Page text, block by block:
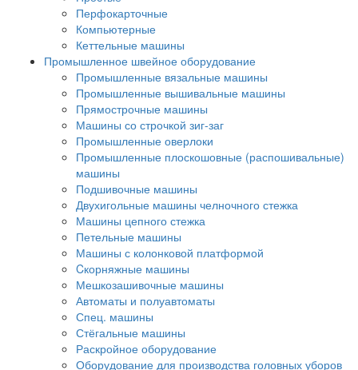
Перфокарточные
Компьютерные
Кеттельные машины
Промышленное швейное оборудование
Промышленные вязальные машины
Промышленные вышивальные машины
Прямострочные машины
Машины со строчкой зиг-заг
Промышленные оверлоки
Промышленные плоскошовные (распошивальные)
машины
Подшивочные машины
Двухигольные машины челночного стежка
Машины цепного стежка
Петельные машины
Машины с колонковой платформой
Cкорняжные машины
Мешкозашивочные машины
Автоматы и полуавтоматы
Спец. машины
Стёгальные машины
Раскройное оборудование
Оборудование для производства головных уборов